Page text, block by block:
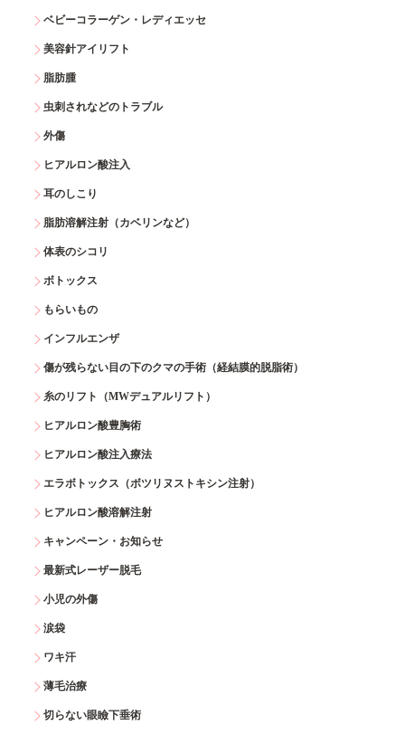
ベビーコラーゲン・レディエッセ
美容針アイリフト
脂肪腫
虫刺されなどのトラブル
外傷
ヒアルロン酸注入
耳のしこり
脂肪溶解注射（カベリンなど）
体表のシコリ
ボトックス
もらいもの
インフルエンザ
傷が残らない目の下のクマの手術（経結膜的脱脂術）
糸のリフト（MWデュアルリフト）
ヒアルロン酸豊胸術
ヒアルロン酸注入療法
エラボトックス（ボツリヌストキシン注射）
ヒアルロン酸溶解注射
キャンペーン・お知らせ
最新式レーザー脱毛
小児の外傷
涙袋
ワキ汗
薄毛治療
切らない眼瞼下垂術